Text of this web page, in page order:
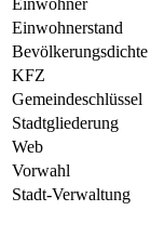
Einwohnerstand
Bevölkerungsdichte
KFZ
Gemeindeschlüssel
Stadtgliederung
Web
Vorwahl
Stadt-Verwaltung